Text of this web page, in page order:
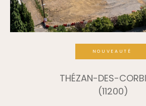
NOUVEAUTÉ
THÉZAN-DES-
(11200)